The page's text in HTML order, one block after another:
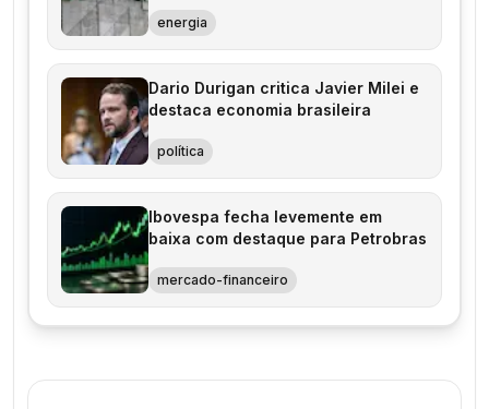
energia
Dario Durigan critica Javier Milei e
destaca economia brasileira
política
Ibovespa fecha levemente em
baixa com destaque para Petrobras
mercado-financeiro